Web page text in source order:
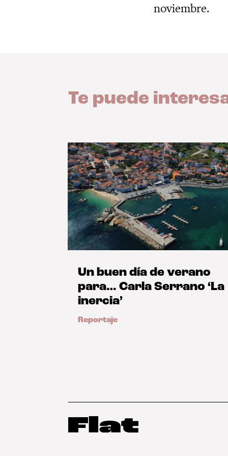
noviembre.
Te puede
Un buen día de verano
para… Carla Serrano ‘La
inercia’
Reportaje